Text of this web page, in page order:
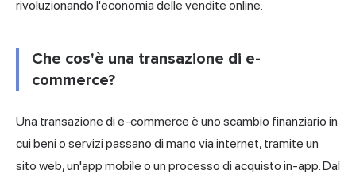
rivoluzionando l'economia delle vendite online.
Che cos'è una transazione di e-
commerce?
Una transazione di e-commerce è uno scambio finanziario in
cui beni o servizi passano di mano via internet, tramite un
sito web, un'app mobile o un processo di acquisto in-app. Dal